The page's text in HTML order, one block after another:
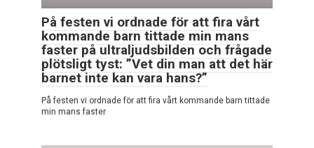
På festen vi ordnade för att fira vårt
kommande barn tittade min mans
faster på ultraljudsbilden och frågade
plötsligt tyst: ”Vet din man att det här
barnet inte kan vara hans?”
På festen vi ordnade för att fira vårt kommande barn tittade
min mans faster